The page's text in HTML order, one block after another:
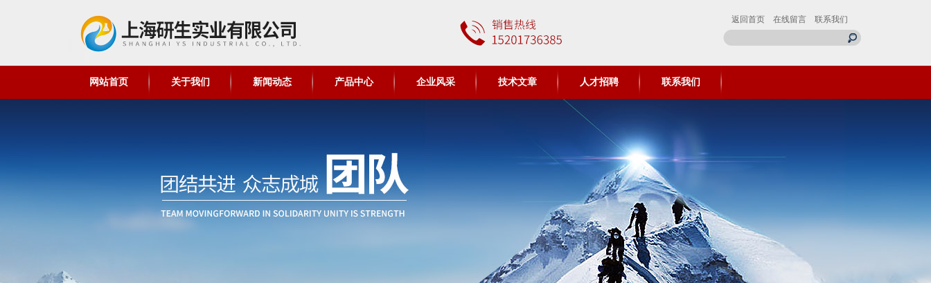
返回首页 在线留言 联系我们
网站首页 关于我们 新闻动态 产品中心 企业风采 技术文章 人才招聘 联系我们